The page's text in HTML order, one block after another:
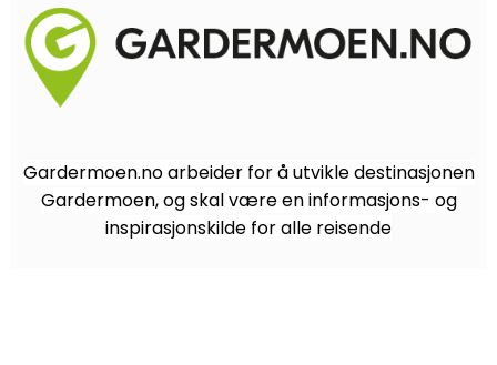
Gardermoen.no arbeider for å utvikle destinasjonen
Gardermoen, og skal være en informasjons- og
inspirasjonskilde for alle reisende